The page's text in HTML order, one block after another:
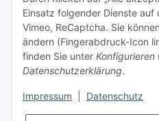
Angelvereinen.
Schneller Versand! Wir wollen
Damit Sie möglichst schnell
Betrieb nehmen können,
nach dem Zahlungseingang
Produkt-Bestellung erhalten
Versandbestätigung, in der wir
Einsatz folgender Dienste auf
Vimeo, ReCaptcha. Sie
ändern (Fingerabdruck-Icon
finden Sie unter Konfigurieren
Datenschutzerklärung.
Impressum Datenschutz